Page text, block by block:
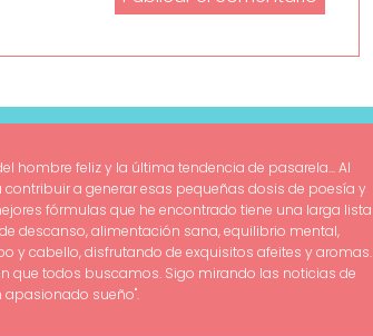
hombre feliz y la última tendencia de pasarela... Al
a generar esas pequeñas dosis de poesía y
fórmulas que he encontrado tiene una larga lista
descanso, alimentación sana, equilibrio mental,
y cabello, disfrutando de exquisitos afeites y aromas.
que todos buscamos. Sigo mirando las noticias de
apasionado sueño".